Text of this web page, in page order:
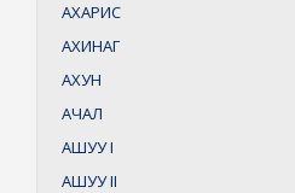
АХАРИС
АХИНАГ
АХУН
АЧАЛ
АШУУI
АШУУII